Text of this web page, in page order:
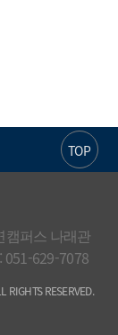
TOP
캠퍼스 나래관
051-629-7078
RIGHTS RESERVED.